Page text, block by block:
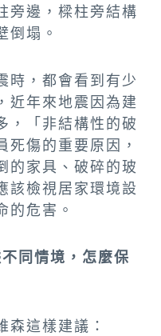
旁邊，樑柱旁結構
倒塌。
時，都會看到有少
近年來地震因為建
，「非結構性的破
死傷的重要原因，
的家具、破碎的玻
該檢視居家環境設
的危害。
同情境，怎麼保
森這樣建議：